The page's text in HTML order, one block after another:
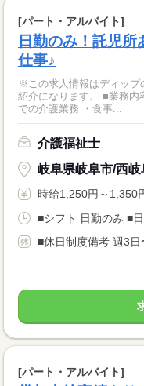
[パート・アルバイト]
日勤のみ！託児
仕事♪
※この求人情報はディップ
紹介になります。 ■業務内
での介護業務 ・食事...
介護福祉士
岐阜県岐阜市/西岐
時給1,250円～1,350
■シフト 日勤のみ ■
■休日制度備考 週3日
[パート・アルバイト]